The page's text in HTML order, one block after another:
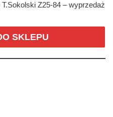
Z25-84 – wyprzedaż
SKLEPU